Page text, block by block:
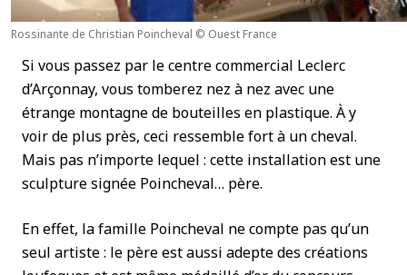
Rossinante de Christian Poincheval © Ouest France
Si vous passez par le centre commercial Leclerc
d’Arçonnay, vous tomberez nez à nez avec une
étrange montagne de bouteilles en plastique. À y
voir de plus près, ceci ressemble fort à un cheval.
Mais pas n’importe lequel : cette installation est une
sculpture signée Poincheval… père.
En effet, la famille Poincheval ne compte pas qu’un
seul artiste : le père est aussi adepte des créations